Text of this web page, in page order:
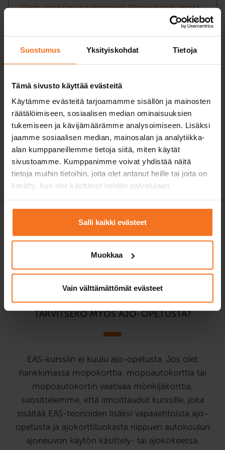
Suostumus Yksityiskohdat Tietoja
Tämä sivusto käyttää evästeitä
Käytämme evästeitä tarjoamamme sisällön ja mainosten
räätälöimiseen, sosiaalisen median ominaisuuksien
tukemiseen ja kävijämäärämme analysoimiseen. Lisäksi
jaamme sosiaalisen median, mainosalan ja analytiikka-
alan kumppaneillemme tietoja siitä, miten käytät
sivustoamme. Kumppanimme voivat yhdistää näitä
tietoja muihin tietoihin, joita olet antanut heille tai joita on
kerätty, kun olet käyttänyt heidän palvelujaan.
Salli kaikki evästeet
Muokkaa
Vain välttämättömät evästeet
Olen unohtanut salasanani Webautoon, mistä
Onko kevarikortista (A1) hyötyä auton
ajokorttia suorittaessa?
oppimisympäristöön (Webautoon)?
Voinko suorittaa mopo- ja mopoautokortin
yhtä aikaa?
Onko aikaisemmilla ajo-oikeuksilla vaikutusta
kurssin hintaan?
Onko mopokortista hyötyä auton ajokorttia
suorittaessa?
Mikä on T-ajokortti?
TARVITSEKO MYÖS AJO-OPETUSTA?
EAS-kurssiin ei kuulu ajo-opetusta. Jos olet
hankkimassa mopokorttia, mopoautokorttia tai
mopoautokortin vaativaa mönkijäkorttia,
suosittelemme, että ilmoittaudut kurssille, joka
sisältää EAS-teorioiden lisäksi vapaaehtoista ajo-
opetusta ja ajokorttiluokasta riippuen autokoulun
ajoneuvon käytön käsittely- tai ajokokeessa.